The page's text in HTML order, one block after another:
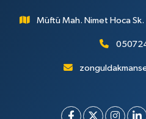
Müftü Mah. Nimet Hoca